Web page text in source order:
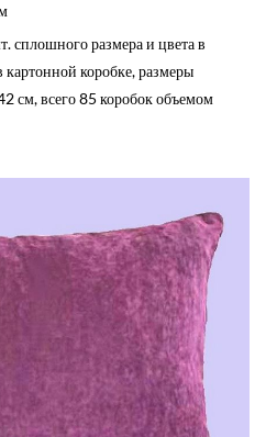
сплошного размера и цвета в
коробке, размеры
см, всего 85 коробок объемом